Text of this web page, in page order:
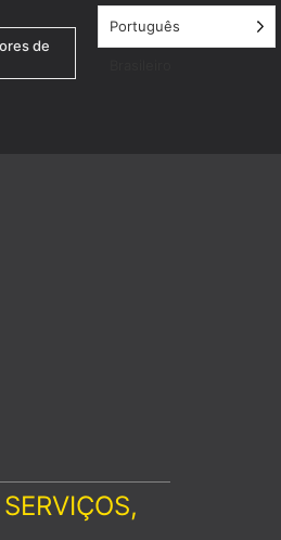
de
Português